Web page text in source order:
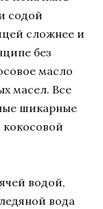
содой
сложнее и
без
масло
масел. Все
шикарные
водой,
вода